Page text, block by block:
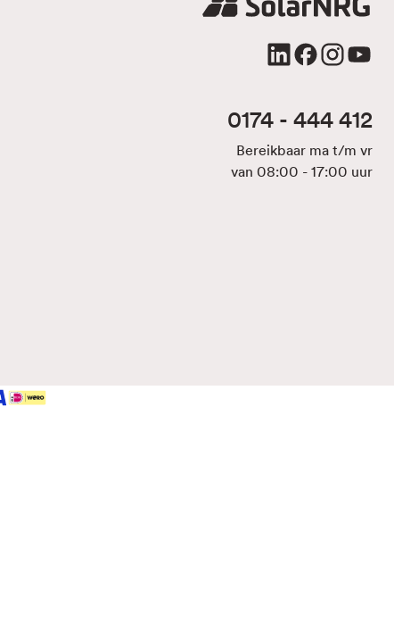
0174 - 444 412
Bereikbaar ma t/m vr
van 08:00 - 17:00 uur